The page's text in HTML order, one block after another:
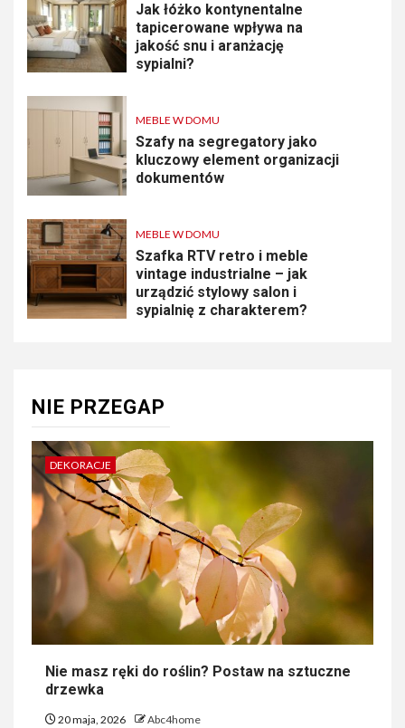
Jak łóżko kontynentalne
tapicerowane wpływa na
jakość snu i aranżację
sypialni?
MEBLE W DOMU
Szafy na segregatory jako
kluczowy element organizacji
dokumentów
MEBLE W DOMU
Szafka RTV retro i meble
vintage industrialne – jak
urządzić stylowy salon i
sypialnię z charakterem?
NIE PRZEGAP
DEKORACJE
Nie masz ręki do roślin? Postaw na sztuczne
drzewka
20 maja, 2026 Abc4home